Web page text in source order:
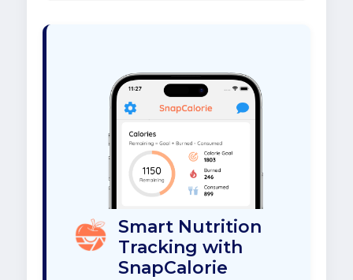
Smart Nutrition
Tracking with
SnapCalorie